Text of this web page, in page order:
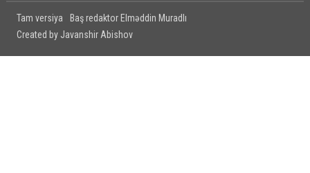
Tam versiya
Baş redaktor Elməddin Muradlı
Created by Javanshir Abishov